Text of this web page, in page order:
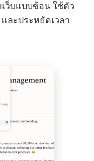
ว็บแบบซ้อน ใช้ตัว
ละประหยัดเวลา